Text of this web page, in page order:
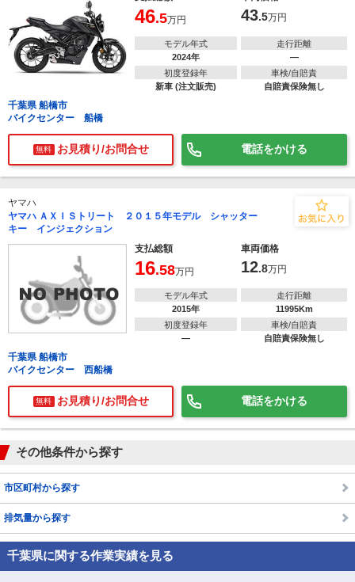
46.5万円 43.5万円
モデル年式
2024年
走行距離
―
初度登録年
新車 (注文販売)
車検/自賠責
自賠責保険無し
千葉県 船橋市
バイクセンター 船橋
無料 お見積り/お問合せ 電話をかける
ヤマハ
ヤマハ ＡＸＩＳトリート ２０１５年モデル シャッター
キー インジェクション
支払総額
車両価格
16.58万円 12.8万円
モデル年式
2015年
走行距離
11995Km
初度登録年
―
車検/自賠責
自賠責保険無し
千葉県 船橋市
バイクセンター 西船橋
無料 お見積り/お問合せ 電話をかける
その他条件から探す
市区町村から探す
排気量から探す
千葉県に関する作業実績を見る